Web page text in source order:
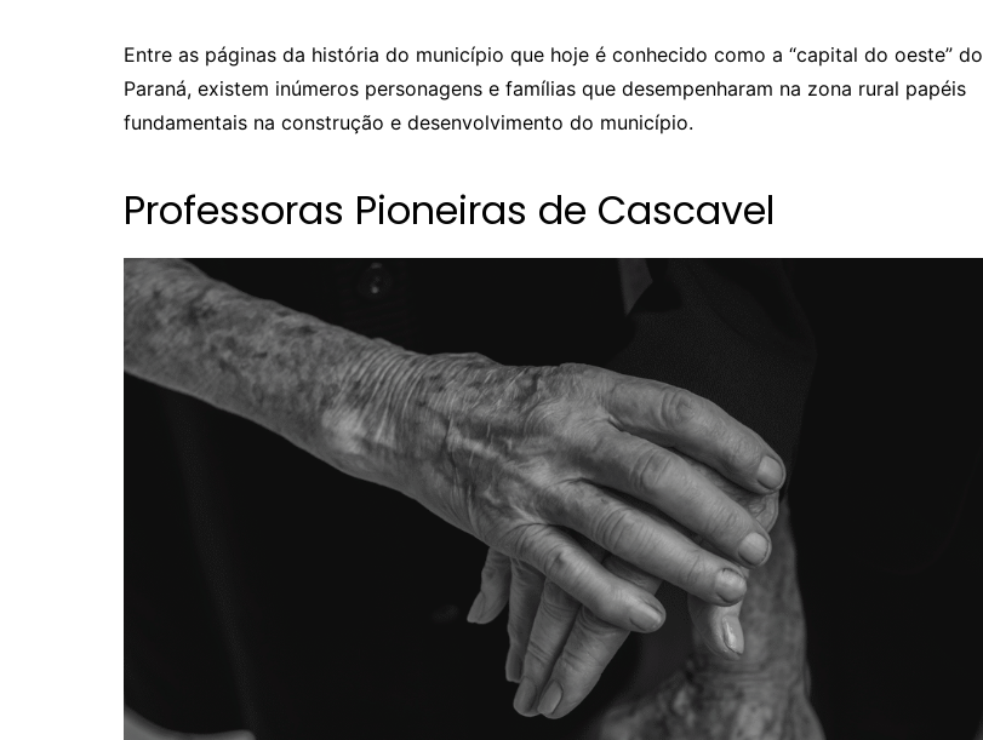
Entre as páginas da história do município que hoje é conhecido como a “capital do oeste” do
Paraná, existem inúmeros personagens e famílias que desempenharam na zona rural papéis
fundamentais na construção e desenvolvimento do município.
Professoras Pioneiras de Cascavel